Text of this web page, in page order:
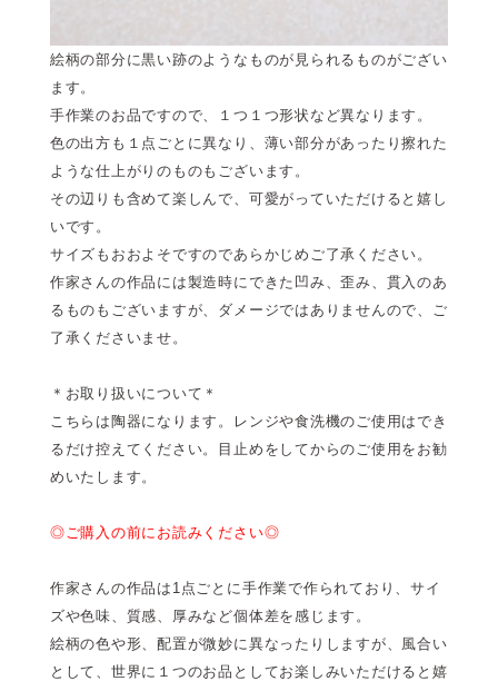
絵柄の部分に黒い跡のようなものが見られるものがござい
ます。
手作業のお品ですので、１つ１つ形状など異なります。
色の出方も１点ごとに異なり、薄い部分があったり擦れた
ような仕上がりのものもございます。
その辺りも含めて楽しんで、可愛がっていただけると嬉し
いです。
サイズもおおよそですのであらかじめご了承ください。
作家さんの作品には製造時にできた凹み、歪み、貫入のあ
るものもございますが、ダメージではありませんので、ご
了承くださいませ。
＊お取り扱いについて＊
こちらは陶器になります。レンジや食洗機のご使用はでき
るだけ控えてください。目止めをしてからのご使用をお勧
めいたします。
◎ご購入の前にお読みください◎
作家さんの作品は1点ごとに手作業で作られており、サイ
ズや色味、質感、厚みなど個体差を感じます。
絵柄の色や形、配置が微妙に異なったりしますが、風合い
として、世界に１つのお品としてお楽しみいただけると嬉